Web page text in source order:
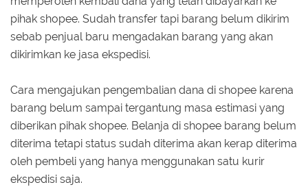
pihak shopee. Sudah transfer tapi barang belum dikirim
sebab penjual baru mengadakan barang yang akan
dikirimkan ke jasa ekspedisi.
Cara mengajukan pengembalian dana di shopee karena
barang belum sampai tergantung masa estimasi yang
diberikan pihak shopee. Belanja di shopee barang belum
diterima tetapi status sudah diterima akan kerap diterima
oleh pembeli yang hanya menggunakan satu kurir
ekspedisi saja.